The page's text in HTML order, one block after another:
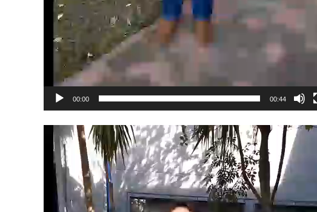
00:00 00:44
Reproductor
vídeo